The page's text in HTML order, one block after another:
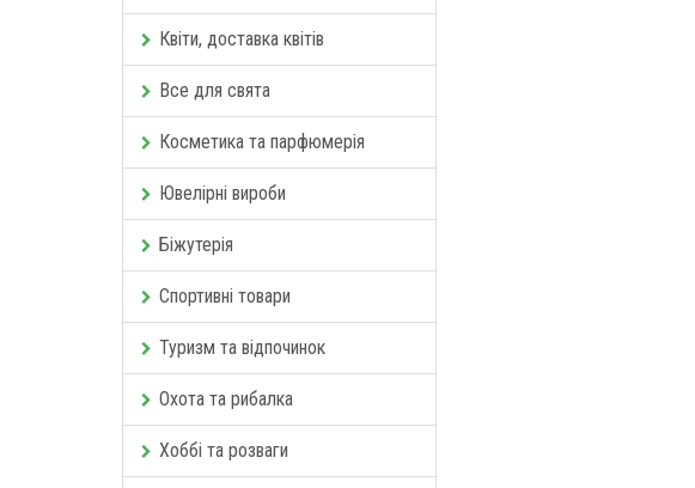
Квіти, доставка квітів
Все для свята
Косметика та парфюмерія
Ювелірні вироби
Біжутерія
Спортивні товари
Туризм та відпочинок
Охота та рибалка
Хоббі та розваги